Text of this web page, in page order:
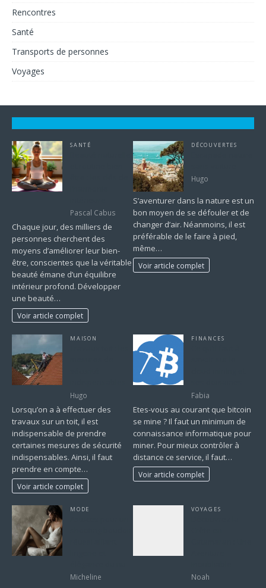
Rencontres
Santé
Transports de personnes
Voyages
SANTÉ
Pascal Cabus
Chaque jour, des milliers de
personnes cherchent des
moyens d’améliorer leur bien-
être, conscientes que la véritable
beauté émane d’un équilibre
intérieur profond. Développer
une beauté…
Voir article complet
DÉCOUVERTES
Hugo
S’aventurer dans la nature est un
bon moyen de se défouler et de
changer d’air. Néanmoins, il est
préférable de le faire à pied,
même…
Voir article complet
MAISON
Hugo
Lorsqu’on a à effectuer des
travaux sur un toit, il est
indispensable de prendre
certaines mesures de sécurité
indispensables. Ainsi, il faut
prendre en compte…
Voir article complet
FINANCES
Fabia
Etes-vous au courant que bitcoin
se mine ? Il faut un minimum de
connaissance informatique pour
miner. Pour mieux contrôler à
distance ce service, il faut…
Voir article complet
MODE
Micheline
VOYAGES
Noah